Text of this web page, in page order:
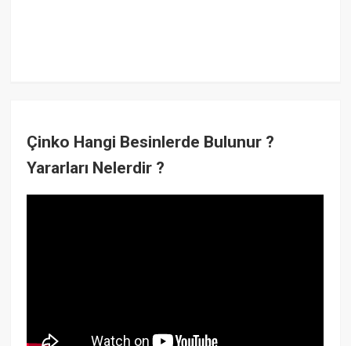
Çinko Hangi Besinlerde Bulunur ?
Yararları Nelerdir ?